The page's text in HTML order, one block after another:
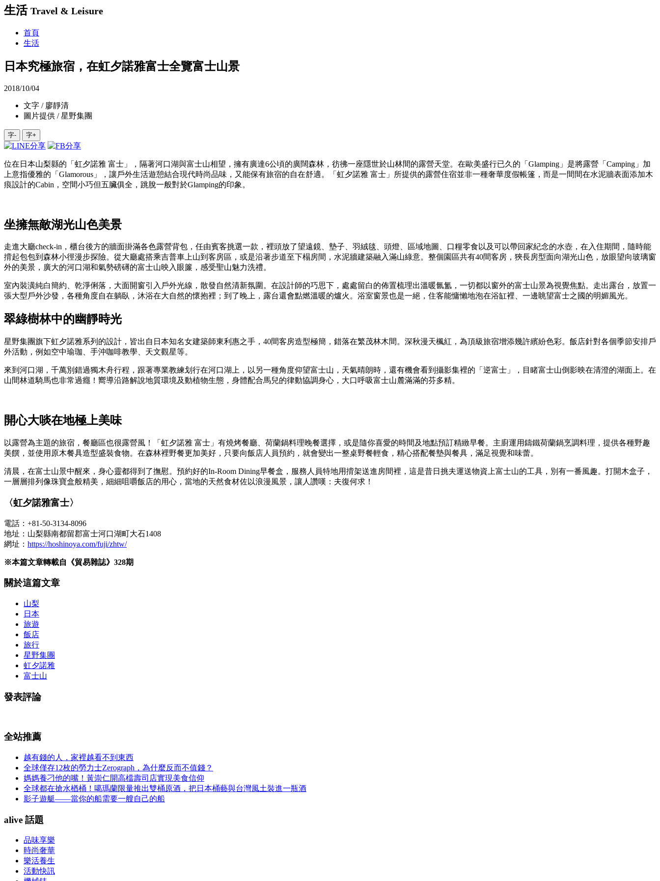
生活 Travel & Leisure
首頁
生活
日本究極旅宿，在虹夕諾雅富士全覽富士山景
2018/10/04
文字 / 廖靜清
圖片提供 / 星野集團
字- 字+
位在日本山梨縣的「虹夕諾雅 富士」，隔著河口湖與富士山相望，擁有廣達6公頃的廣闊森林，彷彿一座隱世於山林間的露營天堂。在歐美盛行已久的「Glamping」是將露營「Camping」加
上意指優雅的「Glamorous」，讓戶外生活遊憩結合現代時尚品味，又能保有旅宿的自在舒適。「虹夕諾雅 富士」所提供的露營住宿並非一種奢華度假帳篷，而是一間間在水泥牆表面添加木
痕設計的Cabin，空間小巧但五臟俱全，跳脫一般對於Glamping的印象。
坐擁無敵湖光山色美景
走進大廳check-in，櫃台後方的牆面掛滿各色露營背包，任由賓客挑選一款，裡頭放了望遠鏡、墊子、羽絨毯、頭燈、區域地圖、口糧零食以及可以帶回家紀念的水壺，在入住期間，隨時能
揹起包包到森林小徑漫步探險。從大廳處搭乘吉普車上山到客房區，或是沿著步道至下榻房間，水泥牆建築融入滿山綠意。整個園區共有40間客房，狹長房型面向湖光山色，放眼望向玻璃窗
外的美景，廣大的河口湖和氣勢磅礡的富士山映入眼簾，感受聖山魅力洗禮。
室內裝潢純白簡約、乾淨俐落，大面開窗引入戶外光線，散發自然清新氛圍。在設計師的巧思下，處處留白的佈置梳理出溫暖氤氳，一切都以窗外的富士山景為視覺焦點。走出露台，放置一
張大型戶外沙發，各種角度自在躺臥，沐浴在大自然的懷抱裡；到了晚上，露台還會點燃溫暖的爐火。浴室窗景也是一絕，住客能慵懶地泡在浴缸裡、一邊眺望富士之國的明媚風光。
翠綠樹林中的幽靜時光
星野集團旗下虹夕諾雅系列的設計，皆出自日本知名女建築師東利惠之手，40間客房造型極簡，錯落在繁茂林木間。深秋漫天楓紅，為頂級旅宿增添幾許繽紛色彩。飯店針對各個季節安排戶
外活動，例如空中瑜珈、手沖咖啡教學、天文觀星等。
來到河口湖，千萬別錯過獨木舟行程，跟著專業教練划行在河口湖上，以另一種角度仰望富士山，天氣晴朗時，還有機會看到攝影集裡的「逆富士」，目睹富士山倒影映在清澄的湖面上。在
山間林道騎馬也非常過癮！嚮導沿路解說地質環境及動植物生態，身體配合馬兒的律動協調身心，大口呼吸富士山麓滿滿的芬多精。
開心大啖在地極上美味
以露營為主題的旅宿，餐廳區也很露營風！「虹夕諾雅 富士」有燒烤餐廳、荷蘭鍋料理晚餐選擇，或是隨你喜愛的時間及地點預訂精緻早餐。主廚運用鑄鐵荷蘭鍋烹調料理，提供各種野趣
美饌，並使用原木餐具造型盛裝食物。在森林裡野餐更加美好，只要向飯店人員預約，就會變出一整桌野餐輕食，精心搭配餐墊與餐具，滿足視覺和味蕾。
清晨，在富士山景中醒來，身心靈都得到了撫慰。預約好的In-Room Dining早餐盒，服務人員特地用揹架送進房間裡，這是昔日挑夫運送物資上富士山的工具，別有一番風趣。打開木盒子，
一層層排列像珠寶盒般精美，細細咀嚼飯店的用心，當地的天然食材佐以浪漫風景，讓人讚嘆：夫復何求！
〈虹夕諾雅富士〉
電話：+81-50-3134-8096
地址：山梨縣南都留郡富士河口湖町大石1408
網址： https://hoshinoya.com/fuji/zhtw/
※本篇文章轉載自《貿易雜誌》328期
關於這篇文章
山梨
日本
旅遊
飯店
旅行
星野集團
虹夕諾雅
富士山
發表評論
全站推薦
越有錢的人，家裡越看不到東西
全球僅存12枚的勞力士Zerograph，為什麼反而不值錢？
媽媽養刁他的嘴！黃崇仁開高檔壽司店實現美食信仰
全球都在搶水楢桶！噶瑪蘭限量推出雙桶原酒，把日本桶藝與台灣風土裝進一瓶酒
影子遊艇——當你的船需要一艘自己的船
alive 話題
品味享樂
時尚奢華
樂活養生
活動快訊